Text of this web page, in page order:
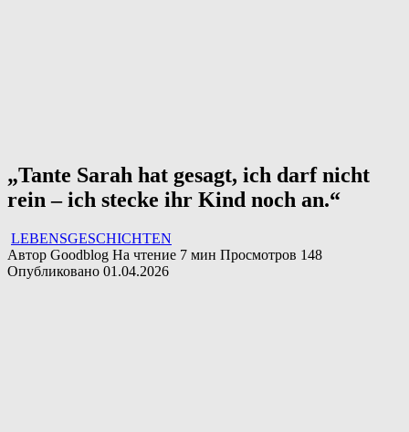
„Tante Sarah hat gesagt, ich darf nicht
rein – ich stecke ihr Kind noch an.“
LEBENSGESCHICHTEN
Автор Goodblog На чтение 7 мин Просмотров 148
Опубликовано 01.04.2026